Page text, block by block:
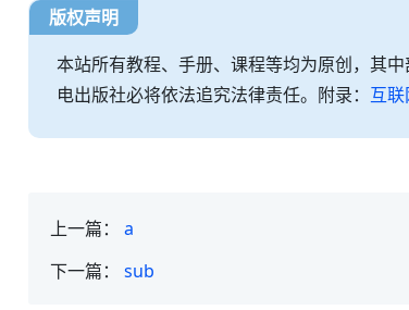
版权声明
本站所有教程、手册、课程等均为原创，其
电出版社必将依法追究法律责任。附录： 互
上一篇： a
下一篇： sub